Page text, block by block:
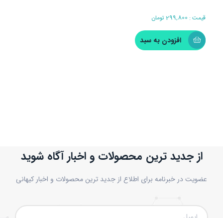
قیمت : تومان
افزودن به سبد
از جدید ترین محصولات و اخبار آگاه شوید
عضویت در خبرنامه برای اطلاع از جدید ترین محصولات و اخبار کیهانی